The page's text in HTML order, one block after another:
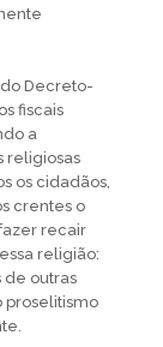
Decreto-
fiscais
a
religiosas
os cidadãos,
crentes o
recair
religião:
de outras
proselitismo